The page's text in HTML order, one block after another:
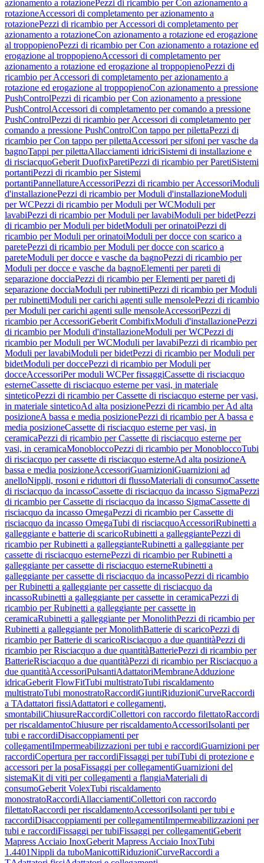
azionamento a rotazionePezzi di ricambio per Con azionamento a
rotazioneAccessori di completamento per azionamento a
rotazionePezzi di ricambio per Accessori di completamento per
azionamento a rotazioneCon azionamento a rotazione ed erogazione
al troppopienoPezzi di ricambio per Con azionamento a rotazione ed
erogazione al troppopienoAccessori di completamento per
azionamento a rotazione ed erogazione al troppopienoPezzi di
ricambio per Accessori di completamento per azionamento a
rotazione ed erogazione al troppopienoCon azionamento a pressione
PushControlPezzi di ricambio per Con azionamento a pressione
PushControlAccessori di completamento per comando a pressione
PushControlPezzi di ricambio per Accessori di completamento per
comando a pressione PushControlCon tappo per pilettaPezzi di
ricambio per Con tappo per pilettaAccessori per sifoni per vasche da
bagnoTappi per pilettaAllacciamenti idriciSistemi di installazione e
di risciacquoGeberit DuofixParetiPezzi di ricambio per ParetiSistemi
portantiPezzi di ricambio per Sistemi
portantiPannellatureAccessoriPezzi di ricambio per AccessoriModuli
d'installazionePezzi di ricambio per Moduli d'installazioneModuli
per WCPezzi di ricambio per Moduli per WCModuli per
lavabiPezzi di ricambio per Moduli per lavabiModuli per bidetPezzi
di ricambio per Moduli per bidetModuli per orinatoiPezzi di
ricambio per Moduli per orinatoiModuli per docce con scarico a
paretePezzi di ricambio per Moduli per docce con scarico a
pareteModuli per docce e vasche da bagnoPezzi di ricambio per
Moduli per docce e vasche da bagnoElementi per pareti di
separazione docciaPezzi di ricambio per Elementi per pareti di
separazione docciaModuli per rubinettiPezzi di ricambio per Moduli
per rubinettiModuli per carichi agenti sulle mensolePezzi di ricambio
per Moduli per carichi agenti sulle mensoleAccessoriPezzi di
ricambio per AccessoriGeberit CombifixModuli d'installazionePezzi
di ricambio per Moduli d'installazioneModuli per WCPezzi di
ricambio per Moduli per WCModuli per lavabiPezzi di ricambio per
Moduli per lavabiModuli per bidetPezzi di ricambio per Moduli per
bidetModuli per doccePezzi di ricambio per Moduli per
docceAccessoriPer moduli WCPer fissaggiCassette di risciacquo
esterneCassette di risciacquo esterne per vasi, in materiale
sinteticoPezzi di ricambio per Cassette di risciacquo esterne per vasi,
in materiale sinteticoAd alta posizionePezzi di ricambio per Ad alta
posizioneA bassa e media posizionePezzi di ricambio per A bassa e
media posizioneCassette di risciacquo esterne per vasi, in
ceramicaPezzi di ricambio per Cassette di risciacquo esterne per
vasi, in ceramicaMonobloccoPezzi di ricambio per MonobloccoTubi
di risciacquo per cassette di risciacquo esterneAd alta posizioneA
bassa e media posizioneAccessoriGuarnizioniGuarnizioni ad
anelloNippli, rosoni e riduttori di flussoMateriali di consumoCassette
di risciacquo da incassoCassette di risciacquo da incasso SigmaPezzi
di ricambio per Cassette di risciacquo da incasso SigmaCassette di
risciacquo da incasso OmegaPezzi di ricambio per Cassette di
risciacquo da incasso OmegaTubi di risciacquoAccessoriRubinetti a
galleggiante e batterie di scaricoRubinetti a galleggiantePezzi di
ricambio per Rubinetti a galleggianteRubinetti a galleggiante per
cassette di risciacquo esternePezzi di ricambio per Rubinetti a
galleggiante per cassette di risciacquo esterneRubinetti a
galleggiante per cassette di risciacquo da incassoPezzi di ricambio
per Rubinetti a galleggiante per cassette di risciacquo da
incassoRubinetti a galleggiante per cassette in ceramicaPezzi di
ricambio per Rubinetti a galleggiante per cassette in
ceramicaRubinetti a galleggiante per MonolithPezzi di ricambio per
Rubinetti a galleggiante per MonolithBatterie di scaricoPezzi di
ricambio per Batterie di scaricoRisciacquo a due quantitàPezzi di
ricambio per Risciacquo a due quantitàBatteriePezzi di ricambio per
BatterieRisciacquo a due quantitàPezzi di ricambio per Risciacquo a
due quantitàAccessoriPulsantiAdattatoriMembraneAdduzione
idricaGeberit FlowFitTubi multistratoTubi riscaldamento
multistratoTubi monostratoRaccordiGiuntiRiduzioniCurveRaccordi
a TAdattatori fissiAdattatori e collegamenti,
smontabiliChiusureRaccordiCollettori con raccordo filettatoRaccordi
per riscaldamentoChiusure per riscaldamentoAccessoriIsolanti per
tubi e raccordiDisaccoppiamenti per
collegamentiImpermeabilizzazioni per tubi e raccordiGuarnizioni per
raccordiCopertura per raccordiFissaggi per tubiTubi di protezione e
accessori per la posaFissaggi per collegamentiGuarnizioni del
sistemaKit di viti per collegamenti a flangiaMateriali di
consumoGeberit VolexTubi riscaldamento
monostratoRaccordiAllacciamentiCollettori con raccordo
filettatoRaccordi per riscaldamentoAccessoriIsolanti per tubi e
raccordiDisaccoppiamenti per collegamentiImpermeabilizzazioni per
tubi e raccordiFissaggi per tubiFissaggi per collegamentiGeberit
Mapress Acciaio InoxGeberit Mapress Acciaio InoxTubi
1.4401Nippli da tuboManicottiRiduzioniCurveRaccordi a